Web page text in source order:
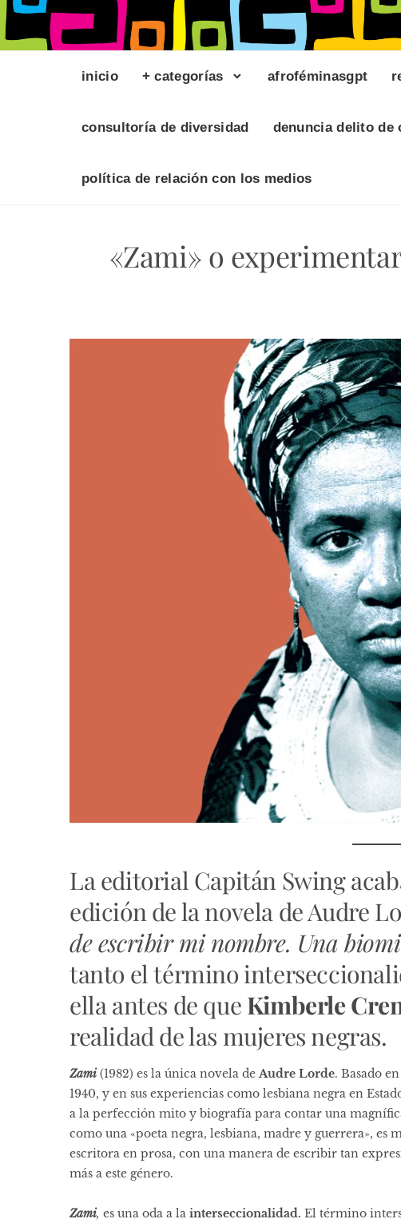
inicio + categorías afroféminasgpt
consultoría de diversidad denuncia delito de
política de relación con los medios
«Zami» o
La editorial Capitán Swing
edición de la novela de Audre
de escribir mi nombre. Una
tanto el término
ella antes de que Kimberle
realidad de las mujeres negras.
Zami(1982) es la única novela deAudre Lorde. Basado
1940, y en sus experiencias como lesbiana negra en
a la perfección mito y biografía para contar una
como una «poeta negra, lesbiana, madre y guerrera», es
escritora en prosa, con una manera de escribir tan
más a este género.
Zami, es una oda a la interseccionalidad. El término